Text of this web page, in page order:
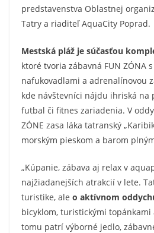
predstavenstva Oblastnej
Tatry a riaditeľ AquaCity Poprad.
Mestská pláž je súčasťou
ktoré tvoria zábavná FUN ZÓNA
nafukovadlami a adrenalínovou
kde návštevníci nájdu ihriská na
futbal či fitnes zariadenia. V
ZÓNE zasa láka tatranský
morským pieskom a barom
„Kúpanie, zábava aj relax v
najžiadanejších atrakcií v lete.
turistike, ale o aktívnom
bicyklom, turistickými topánkami
tomu patrí výborné jedlo,